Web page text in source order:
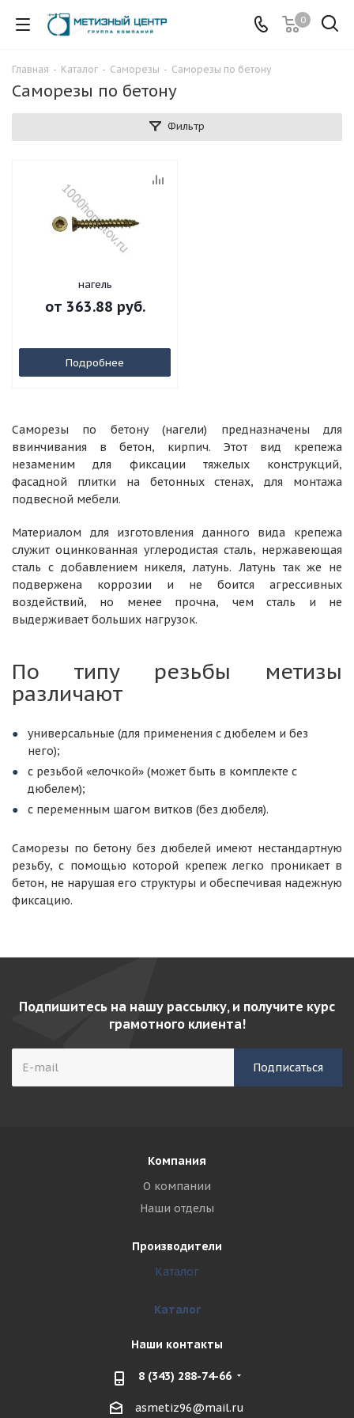
0
Главная - Каталог - Саморезы - Саморезы по бетону
Саморезы по бетону
Фильтр
нагель
от 363.88 руб.
Подробнее
Саморезы по бетону (нагели) предназначены для
ввинчивания в бетон, кирпич. Этот вид крепежа
незаменим для фиксации тяжелых конструкций,
фасадной плитки на бетонных стенах, для монтажа
подвесной мебели.
Материалом для изготовления данного вида крепежа
служит оцинкованная углеродистая сталь, нержавеющая
сталь с добавлением никеля, латунь. Латунь так же не
подвержена коррозии и не боится агрессивных
воздействий, но менее прочна, чем сталь и не
выдерживает больших нагрузок.
По типу резьбы метизы
различают
универсальные (для применения с дюбелем и без
него);
с резьбой «елочкой» (может быть в комплекте с
дюбелем);
с переменным шагом витков (без дюбеля).
Саморезы по бетону без дюбелей имеют нестандартную
резьбу, с помощью которой крепеж легко проникает в
бетон, не нарушая его структуры и обеспечивая надежную
фиксацию.
Подпишитесь на нашу рассылку, и получите курс
грамотного клиента!
Компания
О компании
Наши отделы
Производители
Каталог
Каталог
Наши контакты
8 (343) 288-74-66
asmetiz96@mail.ru